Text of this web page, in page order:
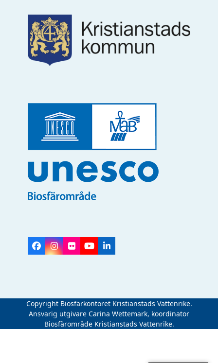
Facebook
Instagram
FlickrYouTubeLinkedIn
Copyright Biosfärkontoret Kristianstads Vattenrike.
Ansvarig utgivare Carina Wettemark, koordinator
Biosfärområde Kristianstads Vattenrike.